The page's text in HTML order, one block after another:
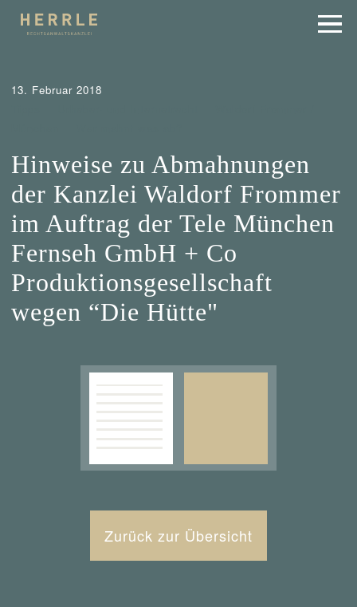
13. Februar 2018
Hinweise zu Abmahnungen
der Kanzlei Waldorf Frommer
im Auftrag der Tele München
Fernseh GmbH + Co
Produktionsgesellschaft
wegen “Die Hütte"
Zurück zur Übersicht